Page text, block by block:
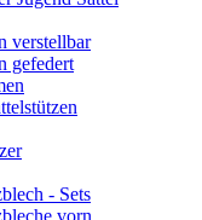
verstellbar
gefedert
- Sets
vorn